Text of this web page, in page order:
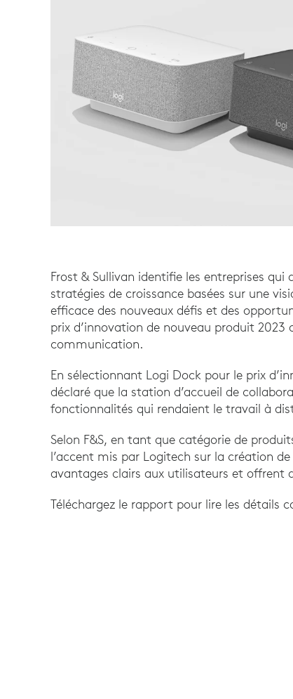
Frost & Sullivan identifie les entreprises
stratégies de croissance basées sur une
efficace des nouveaux défis et des
prix d’innovation de nouveau produit
communication.
En sélectionnant Logi Dock pour le prix
déclaré que la station d’accueil de
fonctionnalités qui rendaient le travail à
Selon F&S, en tant que catégorie de
l’accent mis par Logitech sur la création
avantages clairs aux utilisateurs et offrent
Téléchargez le rapport pour lire les détails